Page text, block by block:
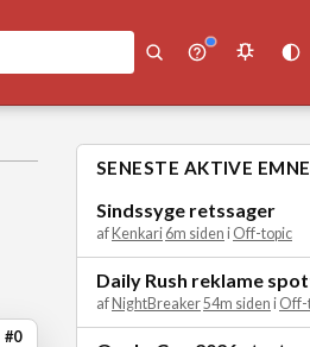
#0
SENESTE AKTIVE
Sindssyge retssager
af Kenkari 6m siden i Off-topic
Daily Rush reklame
af NightBreaker54m siden i Off-